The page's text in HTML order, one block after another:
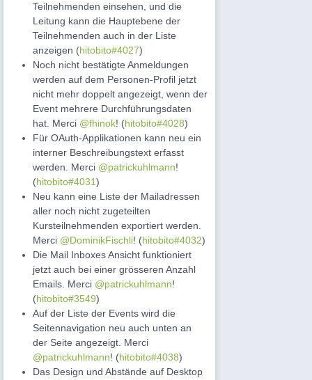
Teilnehmenden einsehen, und die
Leitung kann die Hauptebene der
Teilnehmenden auch in der Liste
anzeigen (hitobito#4027)
Noch nicht bestätigte Anmeldungen
werden auf dem Personen-Profil jetzt
nicht mehr doppelt angezeigt, wenn der
Event mehrere Durchführungsdaten
hat. Merci @fhinok! (hitobito#4028)
Für OAuth-Applikationen kann neu ein
interner Beschreibungstext erfasst
werden. Merci @patrickuhlmann!
(hitobito#4031)
Neu kann eine Liste der Mailadressen
aller noch nicht zugeteilten
Kursteilnehmenden exportiert werden.
Merci @DominikFischli! (hitobito#4032)
Die Mail Inboxes Ansicht funktioniert
jetzt auch bei einer grösseren Anzahl
Emails. Merci @patrickuhlmann!
(hitobito#3549)
Auf der Liste der Events wird die
Seitennavigation neu auch unten an
der Seite angezeigt. Merci
@patrickuhlmann! (hitobito#4038)
Das Design und Abstände auf Desktop